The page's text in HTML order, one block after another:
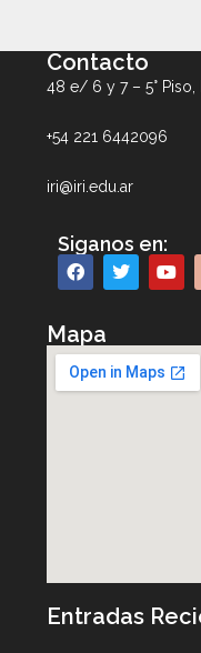
Contacto
48 e/ 6 y 7 – 5° Piso,
+54 221 6442096
iri@iri.edu.ar
Siganos en:
Mapa
Entradas